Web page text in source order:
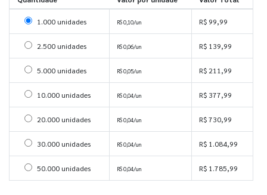
Selecionar 1000 unidades
1.000 unidades R$ 0,10/un R$ 99,99
Selecionar 2500 unidades
2.500 unidades R$ 0,06/un R$ 139,99
Selecionar 5000 unidades
5.000 unidades R$ 0,05/un R$ 211,99
Selecionar 10000 unidades
10.000 unidades R$ 0,04/un R$ 377,99
Selecionar 20000 unidades
20.000 unidades R$ 0,04/un R$ 730,99
Selecionar 30000 unidades
30.000 unidades R$ 0,04/un R$ 1.084,99
Selecionar 50000 unidades
50.000 unidades R$ 0,04/un R$ 1.785,99